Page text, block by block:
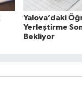
Yalova’daki
Yerleştirme
Bekliyor